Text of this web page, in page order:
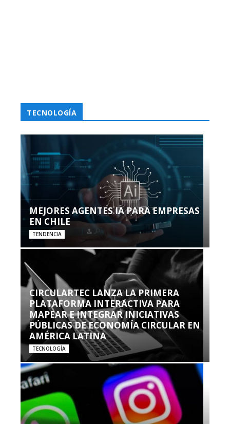
TECNOLOGÍA
MEJORES AGENTES IA PARA EMPRESAS
EN CHILE
TENDENCIA
CIRCULARTEC LANZA LA PRIMERA
PLATAFORMA INTERACTIVA PARA
MAPEAR E INTEGRAR INICIATIVAS
PÚBLICAS DE ECONOMÍA CIRCULAR EN
AMÉRICA LATINA
TECNOLOGÍA